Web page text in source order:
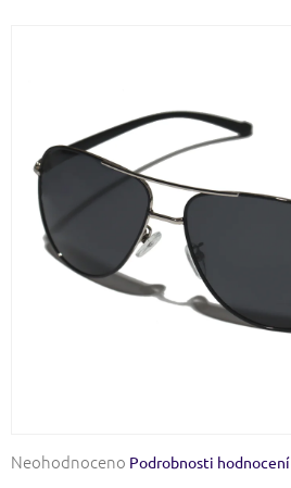
Průměrné
Neohodnoceno Podrobnosti hodnocení